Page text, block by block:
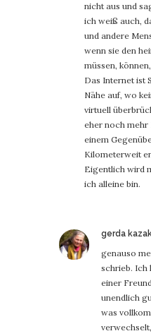
nicht aus und
ich weiß auch,
und andere
wenn sie den
müssen,
Das Internet ist
Nähe auf, wo
virtuell
eher noch mehr
einem
Kilometerweit
Eigentlich wird
ich alleine bin.
gerda
genauso
schrieb. Ich
einer
unendlich
was